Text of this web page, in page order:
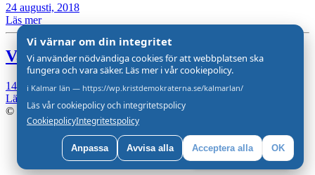
24 augusti, 2018
Läs mer
Varför röstar du på KD?
14 juni, 2018
Läs mer
© 2026 Kristdemokraterna - All rights reserved
Lyssna på startsidan
Vi värnar om din integritet
Vi använder nödvändiga cookies för att webbplatsen ska
fungera och vara säker. Läs mer i vår cookiepolicy.
i Kalmar län — https://wp.kristdemokraterna.se/kalmarlan/
Läs vår cookiepolicy och integritetspolicy
CookiepolicyIntegritetspolicy
Anpassa Avvisa alla Acceptera alla OK